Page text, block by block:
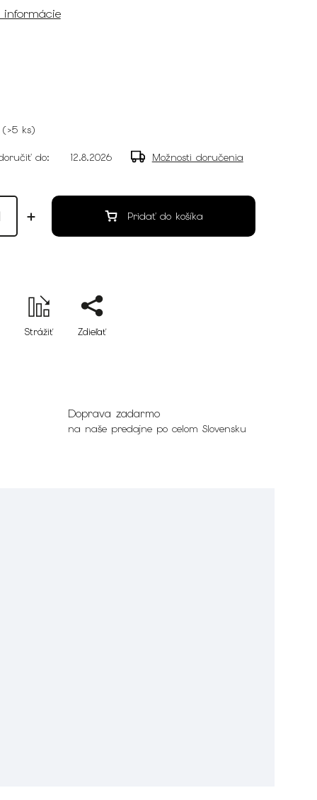
informácie
(>5 ks)
do: 12.8.2026 Možnosti doručenia
Pridať do košíka
Strážiť Zdieľať
Doprava zadarmo
na naše predajne po celom Slovensku